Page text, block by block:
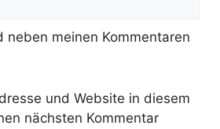
neben meinen Kommentaren
und Website in diesem
nächsten Kommentar